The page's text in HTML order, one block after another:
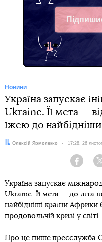
Telegram
Новини
Україна запускає
Ukraine. Її мета —
їжею до
Автор:
Олексій Ярмоленко Дата:
17:28, 26
Україна запускає
Ukraine. Її мета — до літа
найбідніші країни
продовольчій кризі у світі.
Про це пише пресслужба